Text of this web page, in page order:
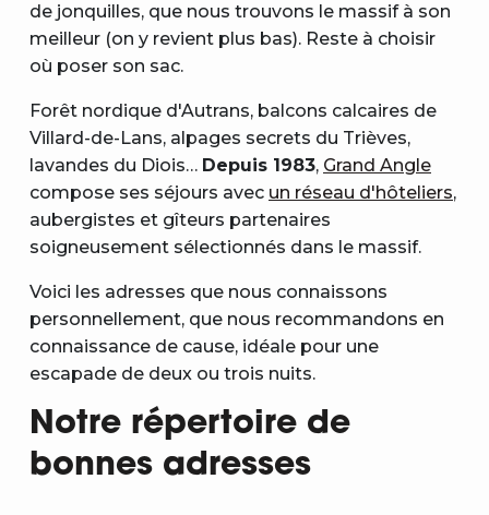
de jonquilles, que nous trouvons le massif à son
meilleur (on y revient plus bas). Reste à choisir
où poser son sac.
Forêt nordique d'Autrans, balcons calcaires de
Villard-de-Lans, alpages secrets du Trièves,
lavandes du Diois… Depuis 1983, Grand Angle
compose ses séjours avec un réseau d'hôteliers,
aubergistes et gîteurs partenaires
soigneusement sélectionnés dans le massif.
Voici les adresses que nous connaissons
personnellement, que nous recommandons en
connaissance de cause, idéale pour une
escapade de deux ou trois nuits.
Notre répertoire de
bonnes adresses